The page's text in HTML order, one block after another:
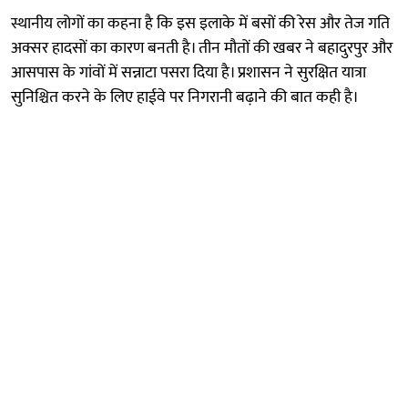
स्थानीय लोगों का कहना है कि इस इलाके में बसों की रेस और तेज गति
अक्सर हादसों का कारण बनती है। तीन मौतों की खबर ने बहादुरपुर और
आसपास के गांवों में सन्नाटा पसरा दिया है। प्रशासन ने सुरक्षित यात्रा
सुनिश्चित करने के लिए हाईवे पर निगरानी बढ़ाने की बात कही है।